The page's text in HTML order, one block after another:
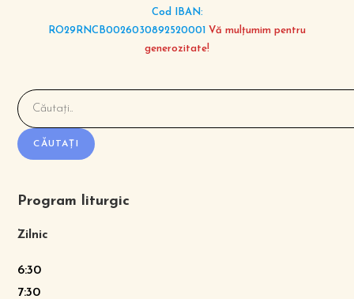
Cod IBAN:
RO29RNCB0026030892520001 Vă mulțumim pentru
generozitate!
CĂUTAȚI
Program liturgic
Zilnic
6:30
7:30